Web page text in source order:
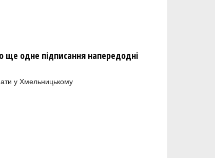
ще одне підписання напередодні
у Хмельницькому